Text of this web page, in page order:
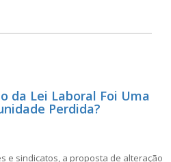
da Lei Laboral Foi Uma
Perdida?
e sindicatos, a proposta de alteração